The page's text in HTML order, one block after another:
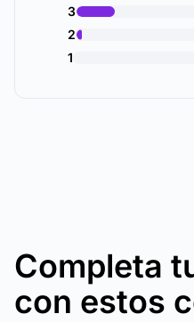
3
2
1
Completa
con estos